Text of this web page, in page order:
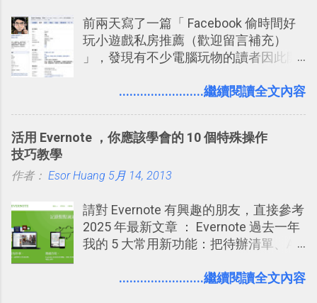
標籤在他的訊息中，或是想把你標籤在
相片圖片裡，現在你都多了一個「事先
審查」的機制，可以決定這些你被標籤
鴉牆上，從而禁止可能的祕密被你其他
前兩天寫了一篇「 Facebook 偷時間好
玩小遊戲私房推薦（歡迎留言補充）
」，發現有不少電腦玩物的讀者因此開
Facebook確 實是目前最好的社群、社
有趣的交友聯繫： 例如你可以看到朋友
哪張相片中？或者有哪些朋友正熱衷於
如何分析使用你的個人資料而達到這種
社群效果？則是很多人感到疑慮的部
份，也是惡意程式有可能利用的部份 。
從Facebook隱私設定全新簡化介面設計
........................繼續閱讀全文內容
活用 Evernote ，你應該學會的 10 個特殊操作
技巧教學
作者： Esor Huang 5月 14, 2013
請對 Evernote 有興趣的朋友，直接參考
2025 年最新文章 ： Evernote 過去一年
我的 5 大常用新功能：把待辦清單、AI
介紹文章： 把不同筆記中的待辦清單統
........................繼續閱讀全文內容